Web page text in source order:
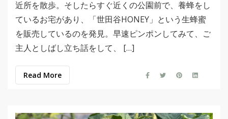
近所を散歩。そしたらすぐ近くの公園前で、養蜂をし
ているお宅があり、「世田谷HONEY」という生蜂蜜
を販売しているのを発見。早速ピンポンしてみて、ご
主人としばし立ち話をして、 […]
Read More